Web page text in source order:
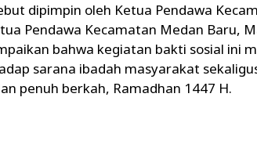
dipimpin oleh Ketua Pendawa
Pendawa Kecamatan Medan Baru,
bahwa kegiatan bakti sosial ini
sarana ibadah masyarakat
penuh berkah, Ramadhan 1447 H.